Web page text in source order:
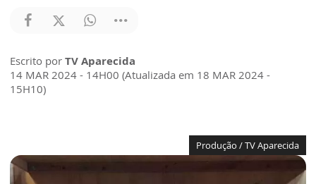
Escrito por TV Aparecida
14 MAR 2024 - 14H00 (Atualizada em 18 MAR 2024 -
15H10)
Produção / TV Aparecida